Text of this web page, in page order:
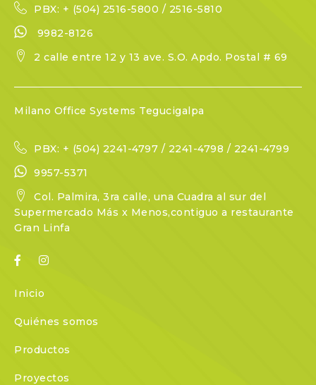
PBX: + (504) 2516-5800 / 2516-5810
9982-8126
2 calle entre 12 y 13 ave. S.O. Apdo. Postal # 69
Milano Office Systems Tegucigalpa
PBX: + (504) 2241-4797 / 2241-4798 / 2241-4799
9957-5371
Col. Palmira, 3ra calle, una Cuadra al sur del
Supermercado Más x Menos,contiguo a restaurante
Gran Linfa
Inicio
Quiénes somos
Productos
Proyectos